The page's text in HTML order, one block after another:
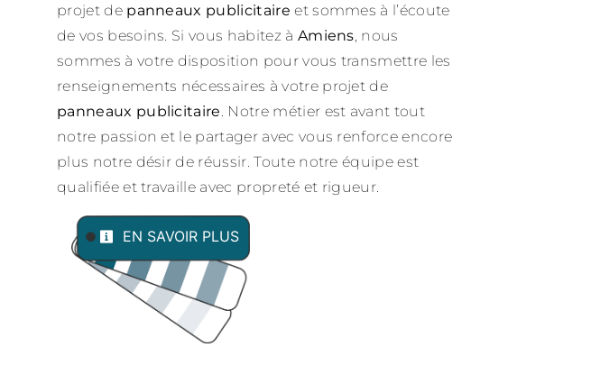
projet de panneaux publicitaire et sommes à l’écoute
de vos besoins. Si vous habitez à Amiens, nous
sommes à votre disposition pour vous transmettre les
renseignements nécessaires à votre projet de
panneaux publicitaire. Notre métier est avant tout
notre passion et le partager avec vous renforce encore
plus notre désir de réussir. Toute notre équipe est
qualifiée et travaille avec propreté et rigueur.
EN SAVOIR PLUS